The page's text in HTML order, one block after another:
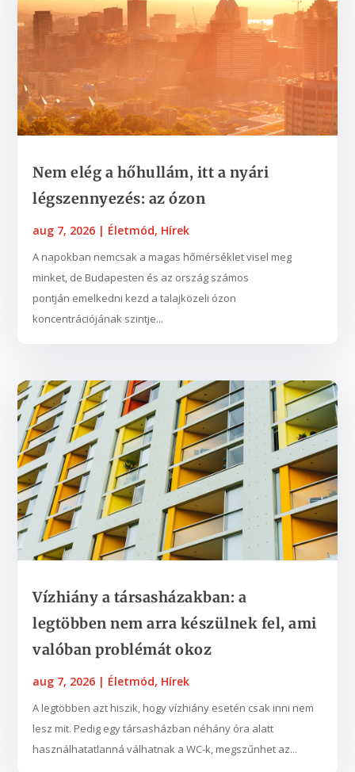
Nem elég a hőhullám, itt a nyári
légszennyezés: az ózon
aug 7, 2026 | Életmód, Hírek
A napokban nemcsak a magas hőmérséklet visel meg
minket, de Budapesten és az ország számos
pontján emelkedni kezd a talajközeli ózon
koncentrációjának szintje...
Vízhiány a társasházakban: a
legtöbben nem arra készülnek fel, ami
valóban problémát okoz
aug 7, 2026 | Életmód, Hírek
A legtöbben azt hiszik, hogy vízhiány esetén csak inni nem
lesz mit. Pedig egy társasházban néhány óra alatt
használhatatlanná válhatnak a WC-k, megszűnhet az...